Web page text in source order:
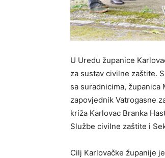
U Uredu županice
za sustav civilne zaštite.
sa suradnicima, županica
zapovjednik Vatrogasne
križa Karlovac Branka
Službe civilne zaštite i
Cilj Karlovačke županije